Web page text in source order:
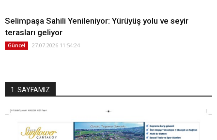
Selimpaşa Sahili Yenileniyor: Yürüyüş yolu ve seyir
terasları geliyor
Güncel 27.07.2026 11:54:24
1. SAYFAMIZ